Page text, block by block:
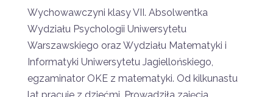
Wychowawczyni klasy VII. Absolwentka
Wydziału Psychologii Uniwersytetu
Warszawskiego oraz Wydziału Matematyki i
Informatyki Uniwersytetu Jagiellońskiego,
egzaminator OKE z matematyki. Od kilkunastu